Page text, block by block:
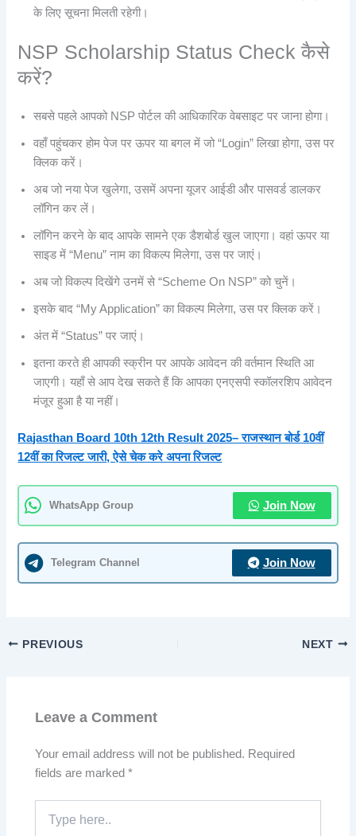
के लिए सूचना मिलती रहेगी।
NSP Scholarship Status Check कैसे
करें?
सबसे पहले आपको NSP पोर्टल की आधिकारिक वेबसाइट पर जाना होगा।
वहाँ पहुंचकर होम पेज पर ऊपर या बगल में जो “Login” लिखा होगा, उस पर
क्लिक करें।
अब जो नया पेज खुलेगा, उसमें अपना यूजर आईडी और पासवर्ड डालकर
लॉगिन कर लें।
लॉगिन करने के बाद आपके सामने एक डैशबोर्ड खुल जाएगा। वहां ऊपर या
साइड में “Menu” नाम का विकल्प मिलेगा, उस पर जाएं।
अब जो विकल्प दिखेंगे उनमें से “Scheme On NSP” को चुनें।
इसके बाद “My Application” का विकल्प मिलेगा, उस पर क्लिक करें।
अंत में “Status” पर जाएं।
इतना करते ही आपकी स्क्रीन पर आपके आवेदन की वर्तमान स्थिति आ
जाएगी। यहाँ से आप देख सकते हैं कि आपका एनएसपी स्कॉलरशिप आवेदन
मंजूर हुआ है या नहीं।
Rajasthan Board 10th 12th Result 2025– राजस्थान बोर्ड 10वीं
12वीं का रिजल्ट जारी, ऐसे चेक करे अपना रिजल्ट
WhatsApp Group Join Now
Telegram Channel Join Now
PREVIOUS NEXT
Leave a Comment
Your email address will not be published. Required
fields are marked*
here..